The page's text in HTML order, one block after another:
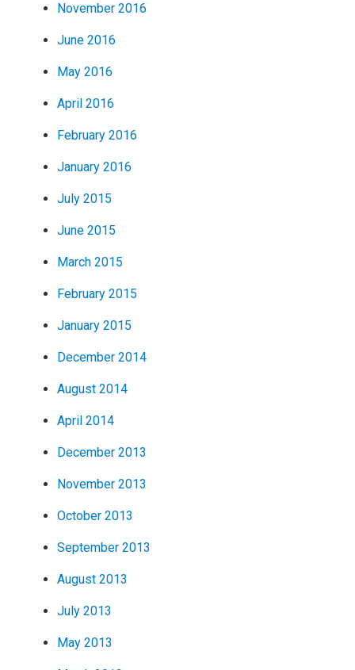
November 2016
June 2016
May 2016
April 2016
February 2016
January 2016
July 2015
June 2015
March 2015
February 2015
January 2015
December 2014
August 2014
April 2014
December 2013
November 2013
October 2013
September 2013
August 2013
July 2013
May 2013